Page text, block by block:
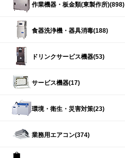
作業機器・板金類(東製作所)(898)
食器洗浄機・器具消毒(188)
ドリンクサービス機器(53)
サービス機器(17)
環境・衛生・災害対策(23)
業務用エアコン(374)